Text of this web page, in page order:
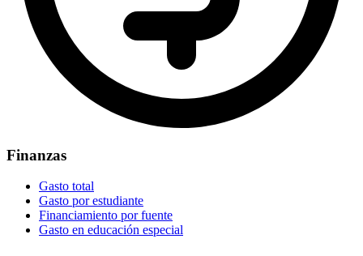
Finanzas
Gasto total
Gasto por estudiante
Financiamiento por fuente
Gasto en educación especial